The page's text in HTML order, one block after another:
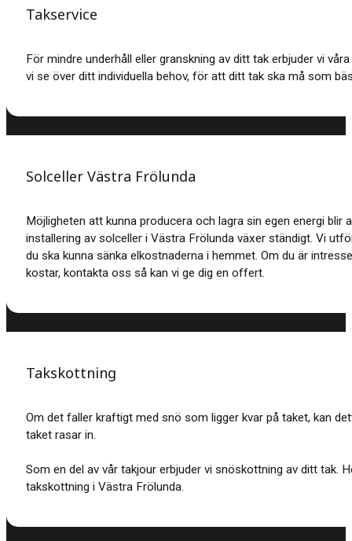
Takservice
För mindre underhåll eller granskning av ditt tak erbjuder vi
vi se över ditt individuella behov, för att ditt tak ska må som
Solceller Västra Frölunda
Möjligheten att kunna producera och lagra sin egen energi
installering av solceller i Västra Frölunda växer ständigt. Vi
du ska kunna sänka elkostnaderna i hemmet. Om du är
kostar, kontakta oss så kan vi ge dig en offert.
Takskottning
Om det faller kraftigt med snö som ligger kvar på taket, kan
taket rasar in.
Som en del av vår takjour erbjuder vi snöskottning av ditt tak.
takskottning i Västra Frölunda.